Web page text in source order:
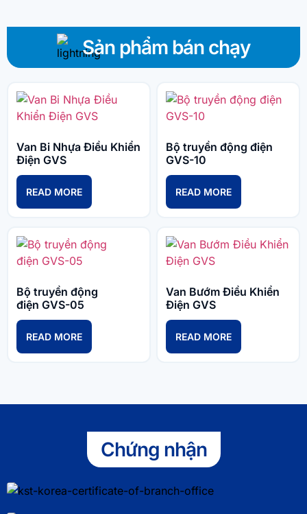
Sản phẩm bán chạy
Van Bi Nhựa Điều Khiển
Điện GVS
READ MORE
Bộ truyền động điện
GVS-10
READ MORE
Bộ truyền động
điện GVS-05
READ MORE
Van Bướm Điều Khiển
Điện GVS
READ MORE
Chứng nhận